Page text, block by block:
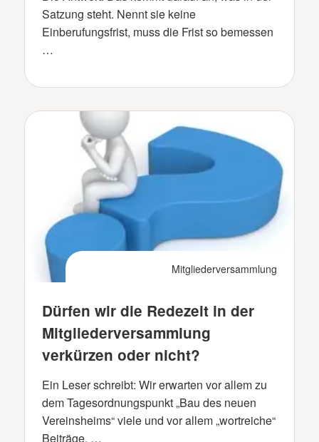
Satzung steht. Nennt sie keine
Einberufungsfrist, muss die Frist so bemessen
…
Mitgliederversammlung
Dürfen wir die Redezeit in der
Mitgliederversammlung
verkürzen oder nicht?
Ein Leser schreibt: Wir erwarten vor allem zu
dem Tagesordnungspunkt „Bau des neuen
Vereinsheims“ viele und vor allem „wortreiche“
Beiträge. …